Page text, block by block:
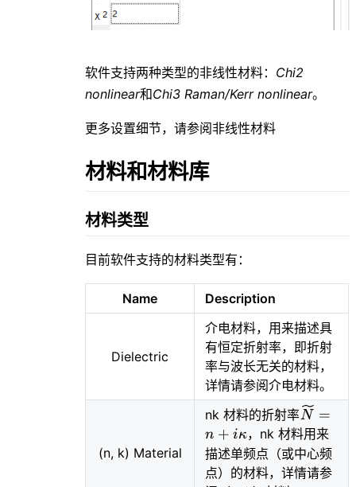
软件支持两种类型的非线性材料： Chi2
nonlinear和Chi3 Raman/Kerr nonlinear。
更多设置细节，请参阅非线性材料
材料和材料库
材料类型
目前软件支持的材料类型有：
Name Description
Dielectric
介电材料，用来描述具
有恒定折射率，即折射
率与波长无关的材料，
详情请参阅介电材料。
(n, k) Material
nk 材料的折射率
= n +
i\kappa
N =
n + iκ，nk 材料用来
描述单频点（或中心频
点）的材料，详情请参